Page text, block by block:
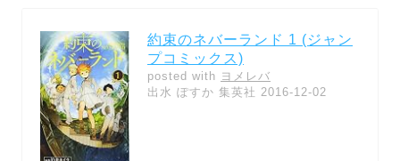
約束のネバーランド 1 (ジャン
プコミックス)
posted with ヨメレバ
出水 ぽすか 集英社 2016-12-02